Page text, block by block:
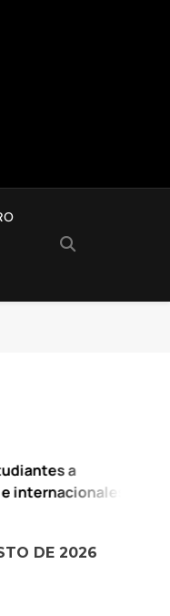
DE 2026